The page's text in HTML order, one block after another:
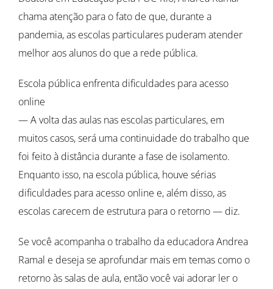
chama atenção para o fato de que, durante a
pandemia, as escolas particulares puderam atender
melhor aos alunos do que a rede pública.
Escola pública enfrenta dificuldades para acesso
online
— A volta das aulas nas escolas particulares, em
muitos casos, será uma continuidade do trabalho que
foi feito à distância durante a fase de isolamento.
Enquanto isso, na escola pública, houve sérias
dificuldades para acesso online e, além disso, as
escolas carecem de estrutura para o retorno — diz.
Se você acompanha o trabalho da educadora Andrea
Ramal e deseja se aprofundar mais em temas como o
retorno às salas de aula, então você vai adorar ler o